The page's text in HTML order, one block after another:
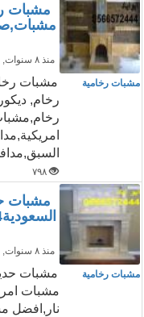
مشبات
منذ ٨ سنوات ,
مشبات رخامية
مشبات
رخام,
٧٩٨
مشبات
السعودية0566572444
منذ ٨ سنوات ,
مشبات رخامية
مشبات
مشبات
نار,افضل